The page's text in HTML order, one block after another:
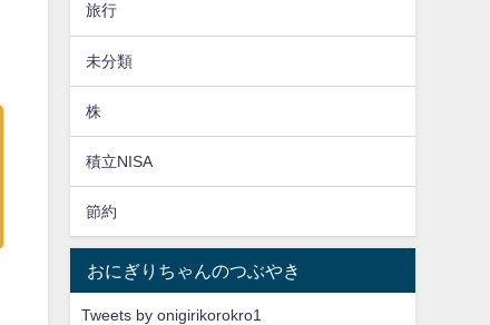
旅行
未分類
株
積立NISA
節約
おにぎりちゃんのつぶやき
Tweets by onigirikorokro1